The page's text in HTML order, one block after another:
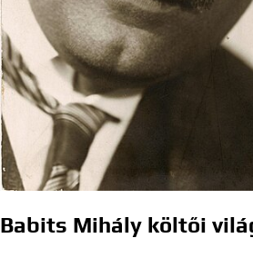
Babits Mihály költői